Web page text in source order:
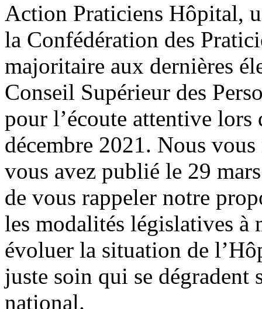
Action Praticiens Hôpital,
la Confédération des
majoritaire aux dernières
Conseil Supérieur des
pour l’écoute attentive
décembre 2021. Nous
vous avez publié le 29
de vous rappeler notre
les modalités législatives
évoluer la situation de
juste soin qui se dégradent
national.